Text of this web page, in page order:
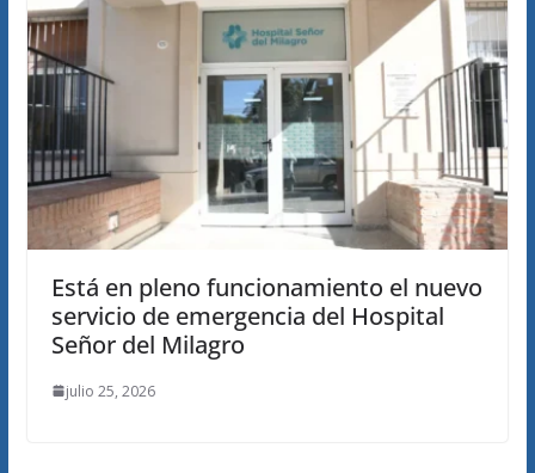
Está en pleno funcionamiento el nuevo
servicio de emergencia del Hospital
Señor del Milagro
julio 25, 2026